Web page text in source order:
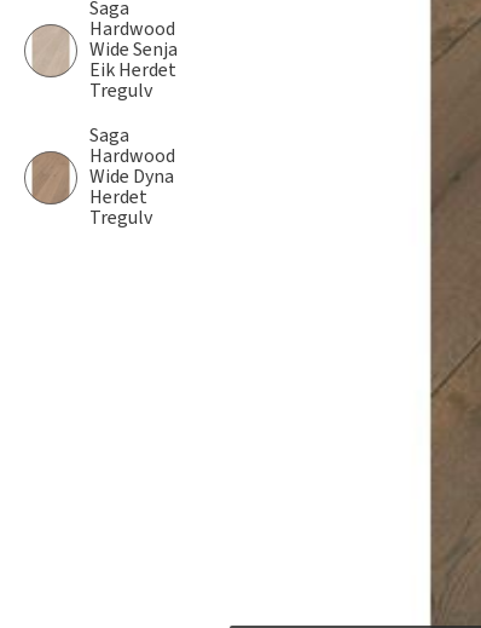
Saga
Hardwood
Wide Senja
Eik Herdet
Tregulv
Saga
Hardwood
Wide Dyna
Herdet
Tregulv